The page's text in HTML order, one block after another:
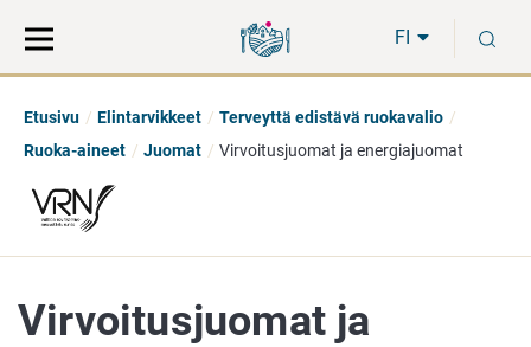
suoraan
sisältöön
koko
sivuston
FI
Etusivu Elintarvikkeet
Terveyttä edistävä ruokavalio
Ruoka-aineet
Juomat Virvoitusjuomat ja energiajuomat
Virvoitusjuomat ja